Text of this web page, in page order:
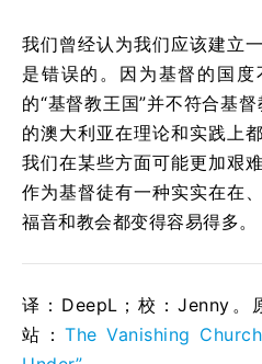
我们曾经认为我们应该建立
是错误的。因为基督的国
的“基督教王国”并不符合基
的澳大利亚在理论和实践上
我们在某些方面可能更加艰
作为基督徒有一种实实在在
福音和教会都变得容易得多。
译：DeepL；校：Jenny。
站： The Vanishing